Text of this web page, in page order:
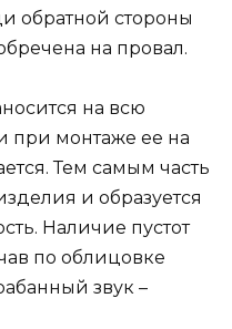
обратной стороны
на провал.
на всю
при монтаже ее на
Тем самым часть
и образуется
Наличие пустот
по облицовке
звук –